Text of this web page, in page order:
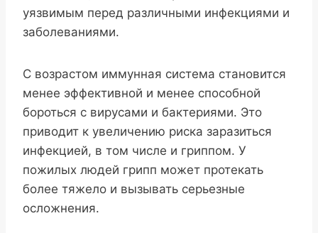
уязвимым перед различными инфекциями и
заболеваниями.
С возрастом иммунная система становится
менее эффективной и менее способной
бороться с вирусами и бактериями. Это
приводит к увеличению риска заразиться
инфекцией, в том числе и гриппом. У
пожилых людей грипп может протекать
более тяжело и вызывать серьезные
осложнения.